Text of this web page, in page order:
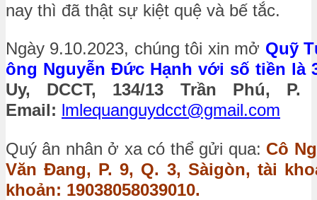
nay thì đã thật sự kiệt quệ và bế tắc.
Ngày 9.10.2023, chúng tôi xin mở Quỹ
ông Nguyễn Đức Hạnh với số tiền là
Uy, DCCT, 134/13 Trần Phú,
Email: lmlequanguydcct@gmail.com
Quý ân nhân ở xa có thể gửi qua: Cô
Văn Đang, P. 9, Q. 3, Sàigòn, tài
khoản: 19038058039010.